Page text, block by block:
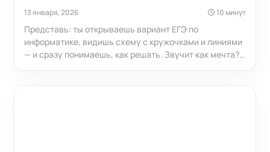
13 января, 2026 10 минут
Представь: ты открываешь вариант ЕГЭ по
информатике, видишь схему с кружочками и линиями
— и сразу понимаешь, как решать. Звучит как мечта?